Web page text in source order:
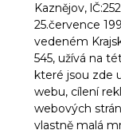
Kaznějov,
25.července
vedeném
545, užívá na
které jsou zde
webu, cílení
webových
vlastně malá